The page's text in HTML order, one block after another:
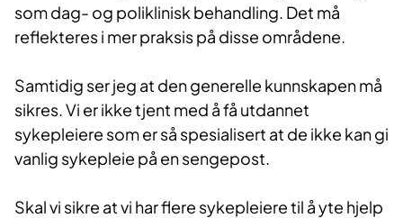
som dag- og poliklinisk behandling. Det må
reflekteres i mer praksis på disse områdene.
Samtidig ser jeg at den generelle kunnskapen må
sikres. Vi er ikke tjent med å få utdannet
sykepleiere som er så spesialisert at de ikke kan gi
vanlig sykepleie på en sengepost.
Skal vi sikre at vi har flere sykepleiere til å yte hjelp